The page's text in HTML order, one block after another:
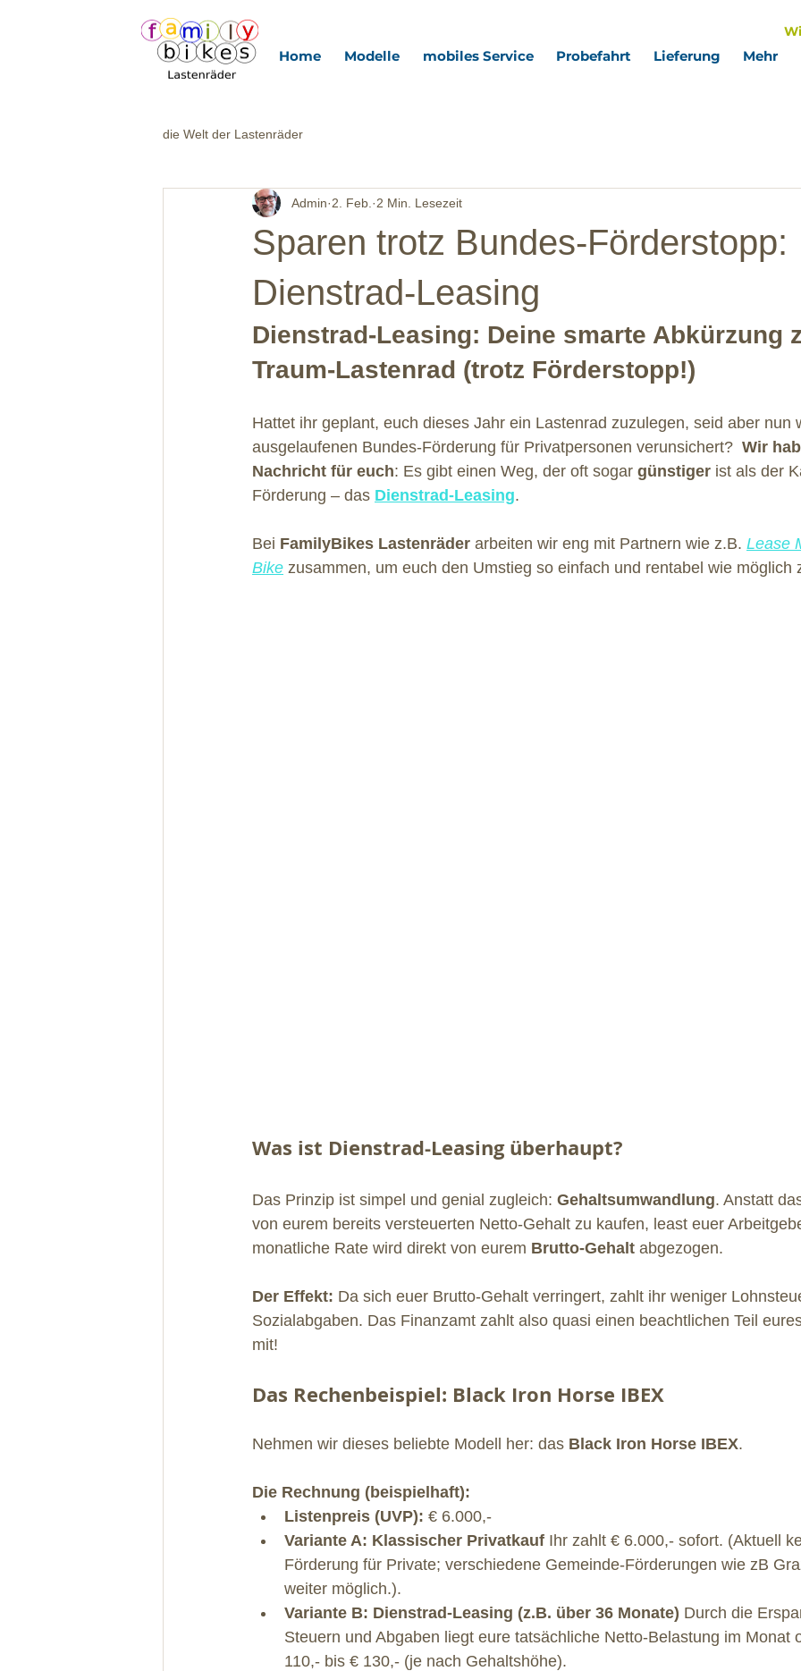
Home Modelle mobiles Service Probefahrt Lieferung Mehr
die Welt der Lastenräder
Sparen trotz Bundes-Förderstopp:
Dienstrad-Leasing
Admin 2. Feb. 2 Min. Lesezeit
Dienstrad-Leasing: Deine smarte Abkürzung
Traum-Lastenrad (trotz Förderstopp!)
Hattet ihr geplant, euch dieses Jahr ein Lastenrad zuzulegen, seid aber nun
ausgelaufenen Bundes-Förderung für Privatpersonen verunsichert? Wir
Nachricht für euch: Es gibt einen Weg, der oft sogar günstiger ist als der
Förderung – das Dienstrad-Leasing.
Bei FamilyBikes Lastenräder arbeiten wir eng mit Partnern wie z.B. Lease
Bike zusammen, um euch den Umstieg so einfach und rentabel wie möglich
Was ist Dienstrad-Leasing überhaupt?
Das Prinzip ist simpel und genial zugleich: Gehaltsumwandlung. Anstatt
von eurem bereits versteuerten Netto-Gehalt zu kaufen, least euer
monatliche Rate wird direkt von eurem Brutto-Gehalt abgezogen.
Der Effekt: Da sich euer Brutto-Gehalt verringert, zahlt ihr weniger
Sozialabgaben. Das Finanzamt zahlt also quasi einen beachtlichen Teil
mit!
Das Rechenbeispiel: Black Iron Horse IBEX
Nehmen wir dieses beliebte Modell her: das Black Iron Horse IBEX.
Die Rechnung (beispielhaft):
Listenpreis (UVP): € 6.000,-
Variante A: Klassischer Privatkauf Ihr zahlt € 6.000,- sofort. (Aktuell
Förderung für Private; verschiedene Gemeinde-Förderungen wie zB
weiter möglich.).
Variante B: Dienstrad-Leasing (z.B. über 36 Monate) Durch die
Steuern und Abgaben liegt eure tatsächliche Netto-Belastung im Monat
110,- bis € 130,- (je nach Gehaltshöhe).